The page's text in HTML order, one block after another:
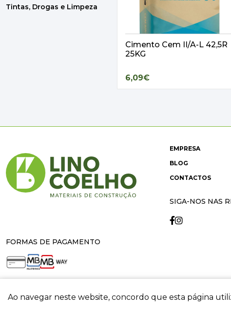
Tintas, Drogas e Limpeza
Cimento Cem II/A-L 42,5R
25KG
6,09€
Ao navegar neste website, concordo que esta página
FORMAS DE PAGAMENTO
EMPRESA
BLOG
CONTACTOS
SIGA-NOS NAS
critec